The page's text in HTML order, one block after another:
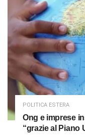
POLITICA ESTERA
Ong e imprese
“grazie al Piano